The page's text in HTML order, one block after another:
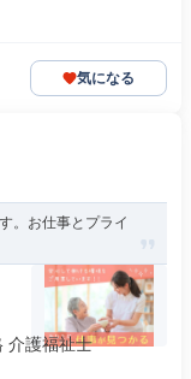
気になる
。お仕事とプライ
介護福祉士